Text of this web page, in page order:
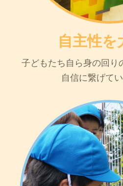
自主性を
子どもたち自ら身の回り
自信に繋げてい